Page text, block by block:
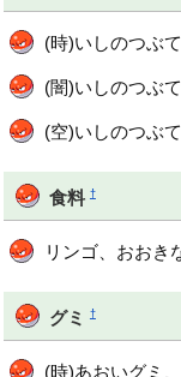
(時)いしのつぶ
(闇)いしのつぶ
(空)いしのつぶ
食料 †
リンゴ、おおき
グミ †
(時)あおいグミ